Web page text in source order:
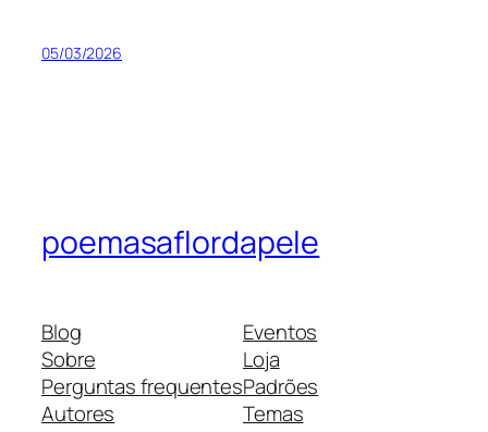
05/03/2026
poemasaflordapele
Blog
Sobre
Perguntas frequentes
Autores
Eventos
Loja
Padrões
Temas